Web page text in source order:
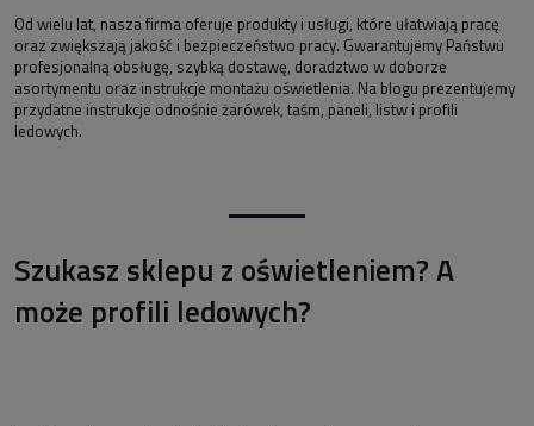
Od wielu lat, nasza firma oferuje produkty i usługi, które ułatwiają pracę
oraz zwiększają jakość i bezpieczeństwo pracy. Gwarantujemy Państwu
profesjonalną obsługę, szybką dostawę, doradztwo w doborze
asortymentu oraz instrukcje montażu oświetlenia. Na blogu prezentujemy
przydatne instrukcje odnośnie żarówek, taśm, paneli, listw i profili
ledowych.
Szukasz sklepu z oświetleniem? A
może profili ledowych?